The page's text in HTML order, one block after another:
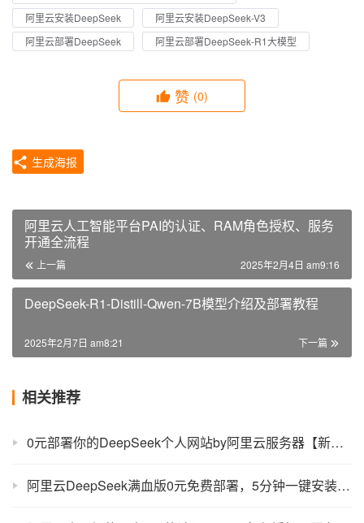
阿里云安装DeepSeek
阿里云安装DeepSeek-V3
阿里云部署DeepSeek
阿里云部署DeepSeek-R1大模型
赞 (0)
生成海报
阿里云人工智能平台PAI的认证、RAM角色授权、服务
开通全流程
上一篇 2025年2月4日 am9:16
DeepSeek-R1-Distill-Qwen-7B模型介绍及部署教程
下一篇
2025年2月7日 am8:21
相关推荐
0元部署你的DeepSeek个人网站by阿里云服务器【新手零代码】
阿里云DeepSeek满血版0元免费部署，5分钟一键安装【限时疯抢】